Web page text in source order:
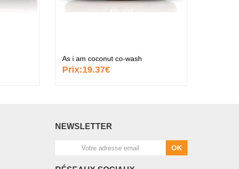
As i am coconut co-wash
Prix:19.37€
NEWSLETTER
OK